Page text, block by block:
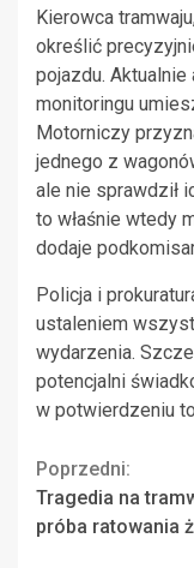
Kierowca
określić
pojazdu.
monitoringu
Motorniczy
jednego z
ale nie sprawdził
to właśnie wtedy
dodaje
Policja i
ustaleniem
wydarzenia.
potencjalni
w potwierdzeniu
Continue
Reading
Poprzedni:
Tragedia na
próba ratowania